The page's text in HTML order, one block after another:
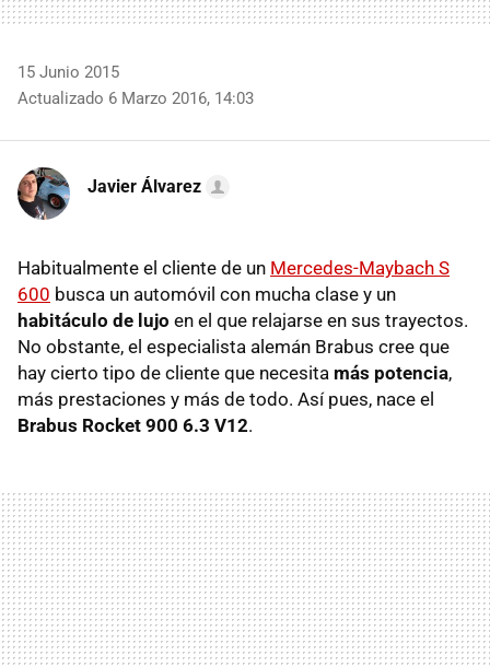
15 Junio 2015
Actualizado 6 Marzo 2016, 14:03
Javier Álvarez
Habitualmente el cliente de un Mercedes-Maybach S
600 busca un automóvil con mucha clase y un
habitáculo de lujo en el que relajarse en sus trayectos.
No obstante, el especialista alemán Brabus cree que
hay cierto tipo de cliente que necesita más potencia,
más prestaciones y más de todo. Así pues, nace el
Brabus Rocket 900 6.3 V12.